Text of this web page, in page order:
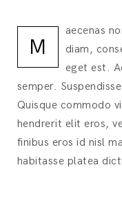
M
aecenas
diam,
eget est.
semper.
Quisque commodo
hendrerit elit eros,
finibus eros id nisl
habitasse platea